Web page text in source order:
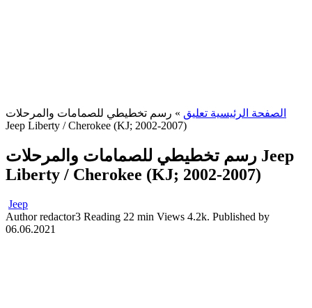
الصفحة الرئيسية تعليق » رسم تخطيطي للصمامات والمرحلات
Jeep Liberty / Cherokee (KJ; 2002-2007)
رسم تخطيطي للصمامات والمرحلات Jeep
Liberty / Cherokee (KJ; 2002-2007)
Jeep
Author redactor3 Reading 22 min Views 4.2k. Published by
06.06.2021